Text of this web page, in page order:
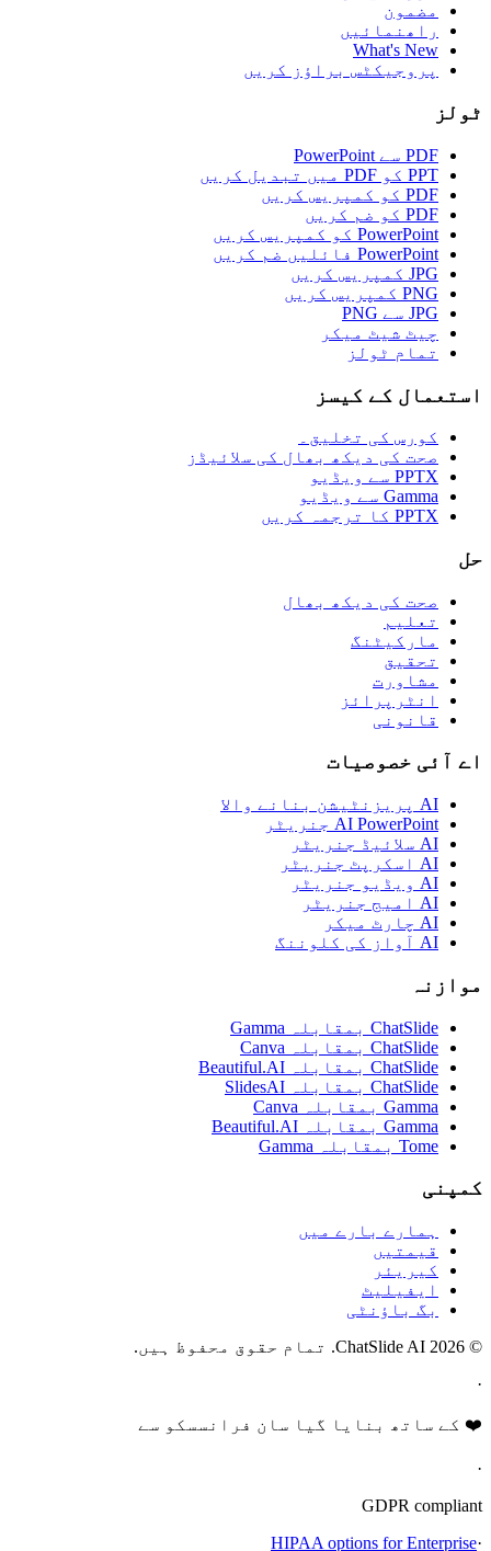
مضمون
راھنمائیں
What's New
پروجیکٹس براؤز کریں
ٹولز
PDF سے PowerPoint
PPT کو PDF میں تبدیل کریں
PDF کو کمپریس کریں
PDF کو ضم کریں
PowerPoint کو کمپریس کریں
PowerPoint فائلیں ضم کریں
JPG کمپریس کریں
PNG کمپریس کریں
JPG سے PNG
چیٹ شیٹ میکر
تمام ٹولز
استعمال کے کیسز
کورس کی تخلیق۔
صحت کی دیکھ بھال کی سلائیڈز
PPTX سے ویڈیو
Gamma سے ویڈیو
PPTX کا ترجمہ کریں
حل
صحت کی دیکھ بھال
تعلیم
مارکیٹنگ
تحقیق
مشاورت
انٹرپرائز
قانونی
اے آئی خصوصیات
AI پریزنٹیشن بنانے والا
AI PowerPoint جنریٹر
AI سلائیڈ جنریٹر
AI اسکرپٹ جنریٹر
AI ویڈیو جنریٹر
AI امیج جنریٹر
AI چارٹ میکر
AI آواز کی کلوننگ
موازنہ
ChatSlide بمقابلہ Gamma
ChatSlide بمقابلہ Canva
ChatSlide بمقابلہ Beautiful.AI
ChatSlide بمقابلہ SlidesAI
Gamma بمقابلہ Canva
Gamma بمقابلہ Beautiful.AI
Tome بمقابلہ Gamma
کمپنی
ہمارے بارے میں
قیمتیں
کیریئر
ایفیلیٹ
بگ باؤنٹی
© 2026 ChatSlide AI. تمام حقوق محفوظ ہیں.
·
❤️ کے ساتھ بنایا گیا سان فرانسسکو سے
·
GDPR compliant
·
HIPAA options for Enterprise